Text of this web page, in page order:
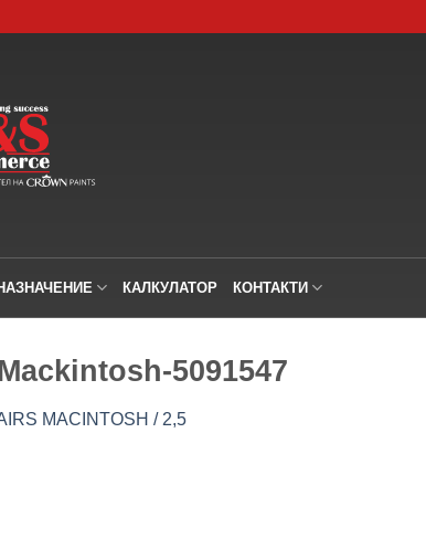
КАЛКУЛАТОР КОНТАКТИ
5091547
MACINTOSH / 2,5